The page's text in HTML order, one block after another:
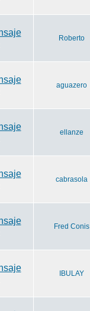
Roberto
aguazero
ellanze
cabrasola
Fred Conis
IBULAY